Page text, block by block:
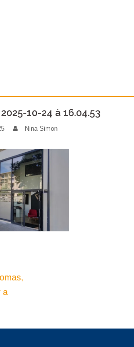
Thomas, arrivé chez nous il y
10-24 à 16.04.53
Nina Simon
a